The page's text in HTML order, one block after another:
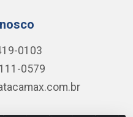
0103
0579